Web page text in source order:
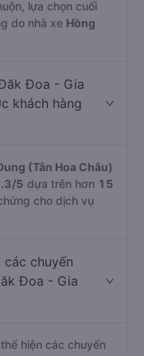
lựa chọn cuối
do nhà xe Hồng
Đoa - Gia
khách hàng
(Tân Hoa Châu)
/5 dựa trên hơn 15
cho dịch vụ
chuyến
Đoa - Gia
hiện các chuyến